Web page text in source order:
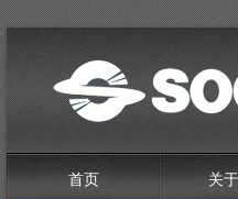
首页 关